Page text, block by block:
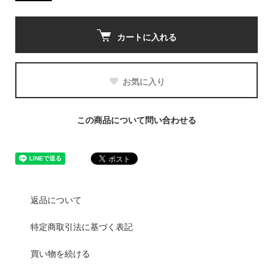
カートに入れる
お気に入り
この商品について問い合わせる
返品について
特定商取引法に基づく表記
買い物を続ける